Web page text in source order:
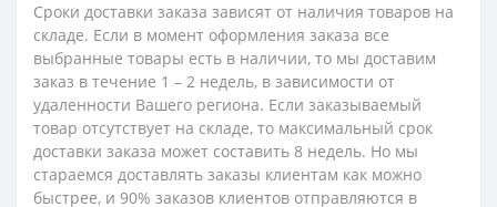
Сроки доставки заказа зависят от наличия товаров на
складе. Если в момент оформления заказа все
выбранные товары есть в наличии, то мы доставим
заказ в течение 1 – 2 недель, в зависимости от
удаленности Вашего региона. Если заказываемый
товар отсутствует на складе, то максимальный срок
доставки заказа может составить 8 недель. Но мы
стараемся доставлять заказы клиентам как можно
быстрее, и 90% заказов клиентов отправляются в